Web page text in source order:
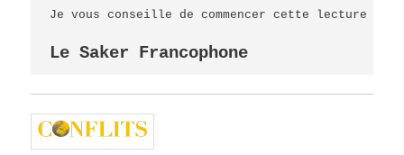
Je vous conseille de commencer cette lecture
Le Saker Francophone